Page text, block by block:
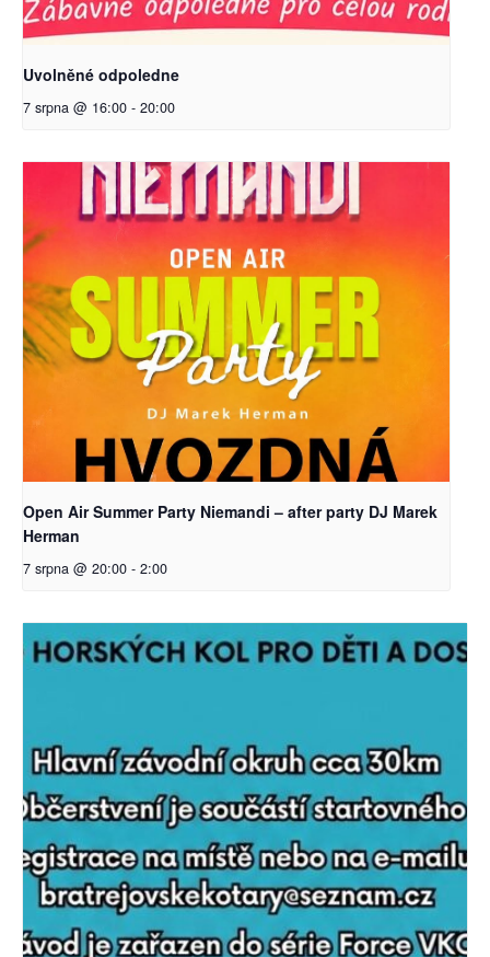
Uvolněné odpoledne
7 srpna @ 16:00 - 20:00
Open Air Summer Party Niemandi – after party DJ Marek
Herman
7 srpna @ 20:00 - 2:00